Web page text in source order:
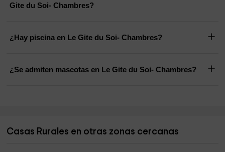
Gite du Soi- Chambres?
¿Hay piscina en Le Gite du Soi- Chambres?
¿Se admiten mascotas en Le Gite du Soi- Chambres?
Casas Rurales en otras zonas cercanas